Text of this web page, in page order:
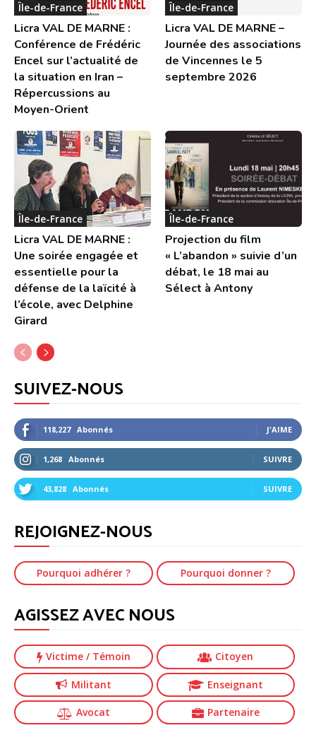
Île-de-France
Licra VAL DE MARNE :
Conférence de Frédéric
Encel sur l’actualité de
la situation en Iran –
Répercussions au
Moyen-Orient
Île-de-France
Licra VAL DE MARNE –
Journée des associations
de Vincennes le 5
septembre 2026
Île-de-France
Licra VAL DE MARNE :
Une soirée engagée et
essentielle pour la
défense de la laïcité à
l’école, avec Delphine
Girard
Île-de-France
Projection du film
« L’abandon » suivie d’un
débat, le 18 mai au
Sélect à Antony
SUIVEZ-NOUS
118,227 Abonnés J'AIME
1,268 Abonnés SUIVRE
43,828 Abonnés SUIVRE
REJOIGNEZ-NOUS
Pourquoi adhérer ? Pourquoi donner ?
AGISSEZ AVEC NOUS
Victime / Témoin Citoyen
Militant Enseignant
Avocat Partenaire